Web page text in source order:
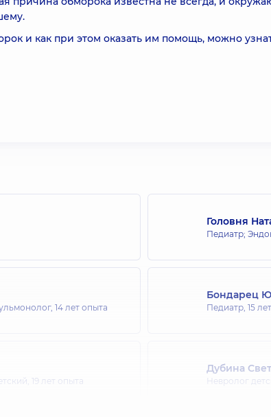
и как при этом оказать им помощь, можно
Головня
Педиатр;
14 лет опыта
Бондарец
Педиатр, 15
19 лет опыта
Дубина
Невролог